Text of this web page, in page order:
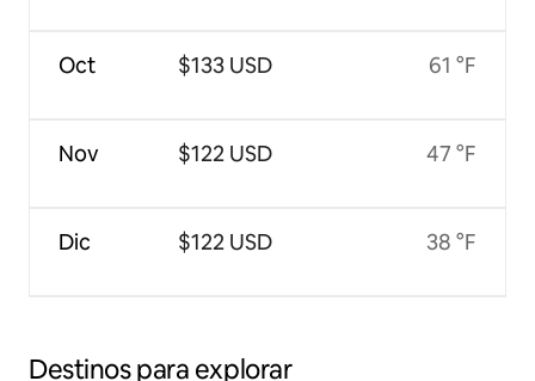
Oct
Nov
Dic
$133 USD
$122 USD
$122 USD
61 °F
47 °F
38 °F
Destinos para explorar